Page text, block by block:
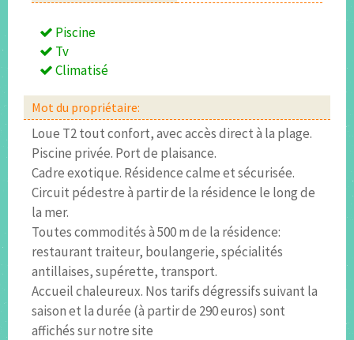
Piscine
Tv
Climatisé
Mot du propriétaire:
Loue T2 tout confort, avec accès direct à la plage.
Piscine privée. Port de plaisance.
Cadre exotique. Résidence calme et sécurisée.
Circuit pédestre à partir de la résidence le long de
la mer.
Toutes commodités à 500 m de la résidence:
restaurant traiteur, boulangerie, spécialités
antillaises, supérette, transport.
Accueil chaleureux. Nos tarifs dégressifs suivant la
saison et la durée (à partir de 290 euros) sont
affichés sur notre site